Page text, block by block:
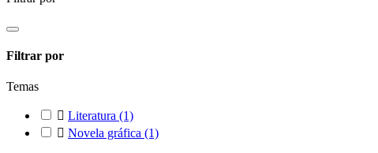
Filtrar por
Temas
 Literatura (1)
 Novela gráfica (1)